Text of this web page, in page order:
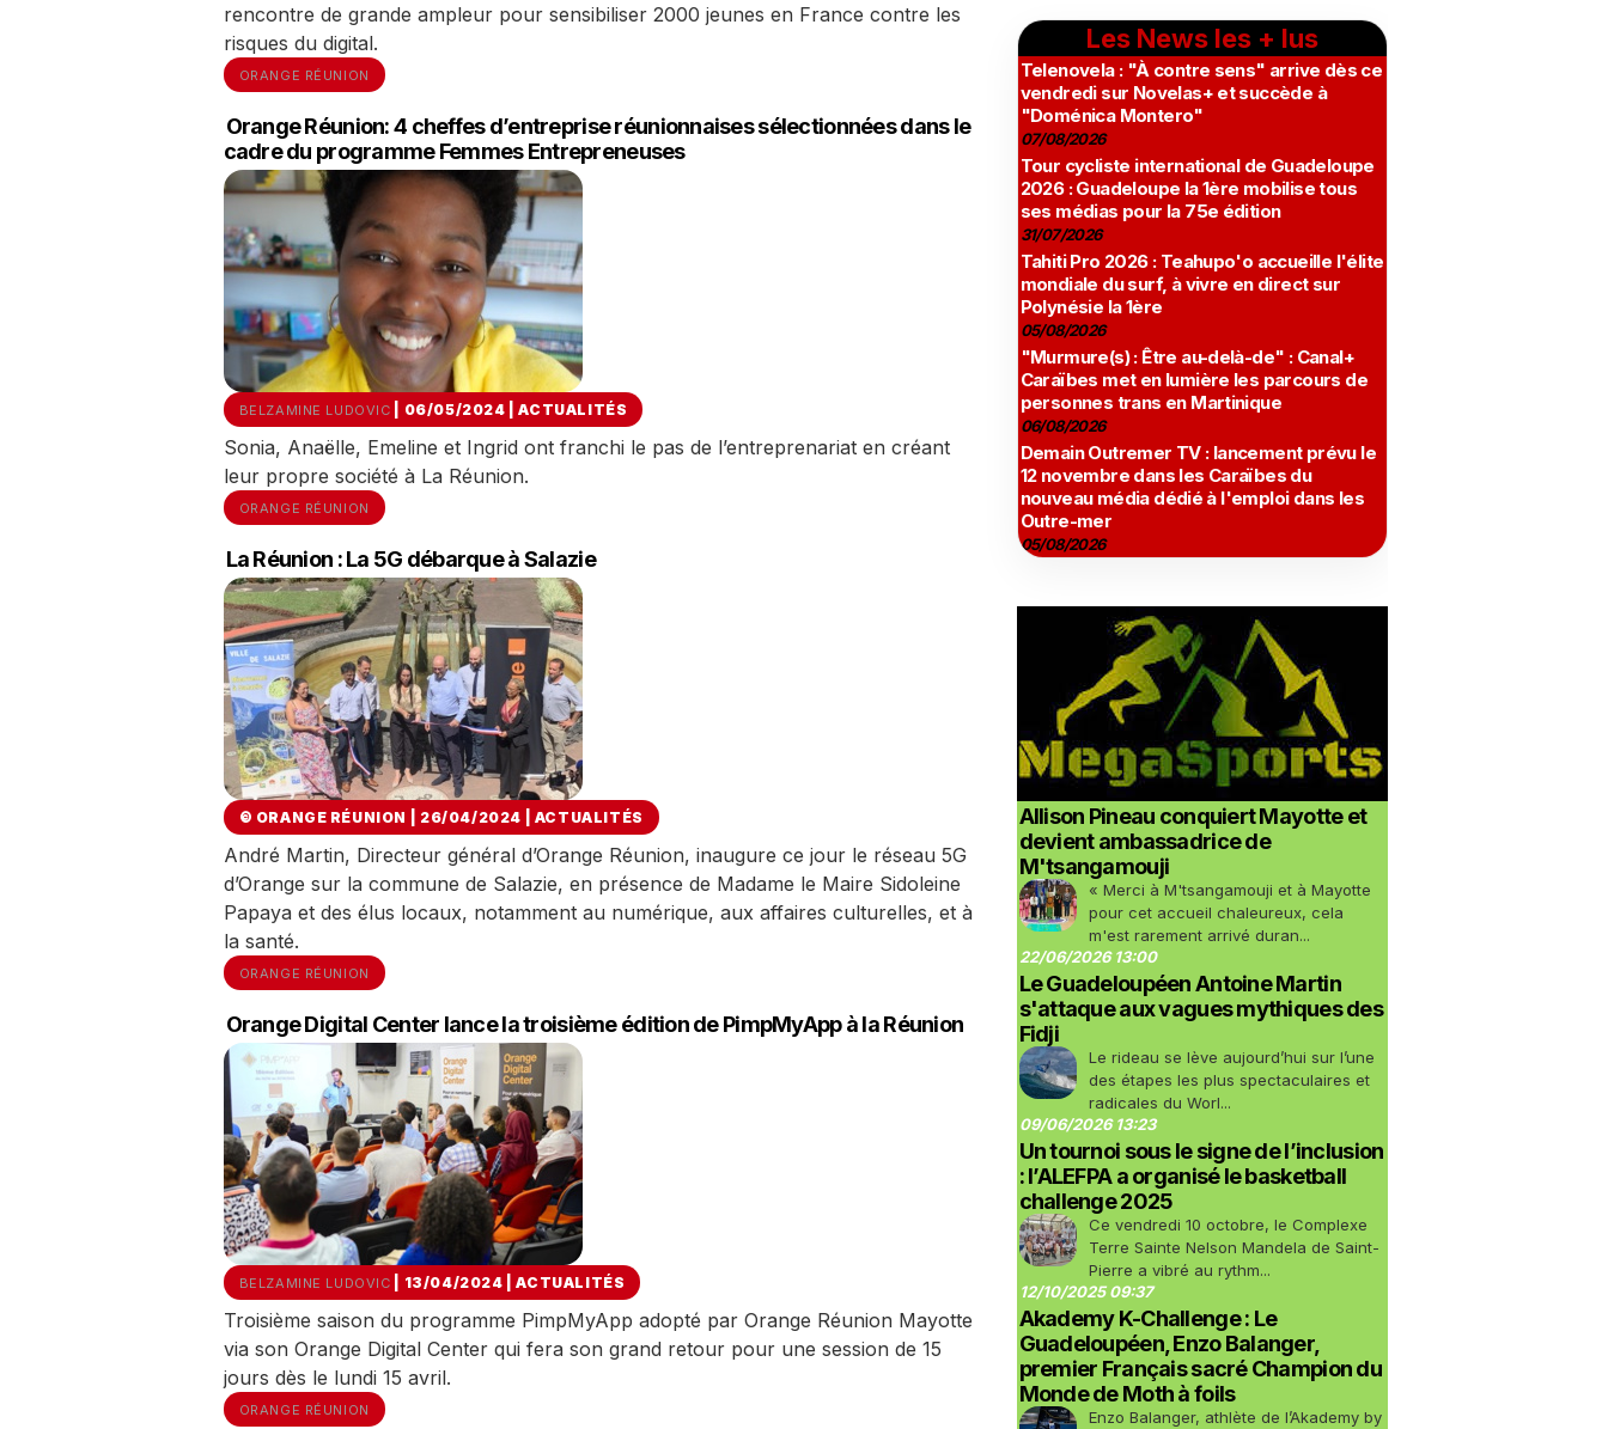
rencontre de grande ampleur pour sensibiliser 2000 jeunes en France contre les
risques du digital.
ORANGE RÉUNION
Orange Réunion: 4 cheffes d’entreprise réunionnaises sélectionnées dans le
cadre du programme Femmes Entrepreneuses
BELZAMINE LUDOVIC | 06/05/2024 |ACTUALITÉS
Sonia, Anaëlle, Emeline et Ingrid ont franchi le pas de l’entreprenariat en créant
leur propre société à La Réunion.
ORANGE RÉUNION
La Réunion : La 5G débarque à Salazie
© ORANGE RÉUNION | 26/04/2024 ACTUALITÉS
André Martin, Directeur général d’Orange Réunion, inaugure ce jour le réseau 5G
d’Orange sur la commune de Salazie, en présence de Madame le Maire Sidoleine
Papaya et des élus locaux, notamment au numérique, aux affaires culturelles, et à
la santé.
ORANGE RÉUNION
Orange Digital Center lance la troisième édition de PimpMyApp à la Réunion
BELZAMINE LUDOVIC | 13/04/2024 |ACTUALITÉS
Troisième saison du programme PimpMyApp adopté par Orange Réunion Mayotte
via son Orange Digital Center qui fera son grand retour pour une session de 15
jours dès le lundi 15 avril.
ORANGE RÉUNION
Les News les + lus
Telenovela : "À contre sens" arrive dès ce
vendredi sur Novelas+ et succède à
"Doménica Montero"
07/08/2026
Tour cycliste international de Guadeloupe
2026 : Guadeloupe la 1ère mobilise tous
ses médias pour la 75e édition
31/07/2026
Tahiti Pro 2026 : Teahupo'o accueille l'élite
mondiale du surf, à vivre en direct sur
Polynésie la 1ère
05/08/2026
"Murmure(s) : Être au-delà-de" : Canal+
Caraïbes met en lumière les parcours de
personnes trans en Martinique
06/08/2026
Demain Outremer TV : lancement prévu le
12 novembre dans les Caraïbes du
nouveau média dédié à l'emploi dans les
Outre-mer
05/08/2026
Allison Pineau conquiert Mayotte et
devient ambassadrice de
M'tsangamouji
« Merci à M'tsangamouji et à Mayotte
pour cet accueil chaleureux, cela
m'est rarement arrivé duran...
22/06/2026 13:00
Le Guadeloupéen Antoine Martin
s'attaque aux vagues mythiques des
Fidji
Le rideau se lève aujourd’hui sur l’une
des étapes les plus spectaculaires et
radicales du Worl...
09/06/2026 13:23
Un tournoi sous le signe de l’inclusion
: l’ALEFPA a organisé le basketball
challenge 2025
Ce vendredi 10 octobre, le Complexe
Terre Sainte Nelson Mandela de Saint-
Pierre a vibré au rythm...
12/10/2025 09:37
Akademy K-Challenge : Le
Guadeloupéen, Enzo Balanger,
premier Français sacré Champion du
Monde de Moth à foils
Enzo Balanger, athlète de l’Akademy by